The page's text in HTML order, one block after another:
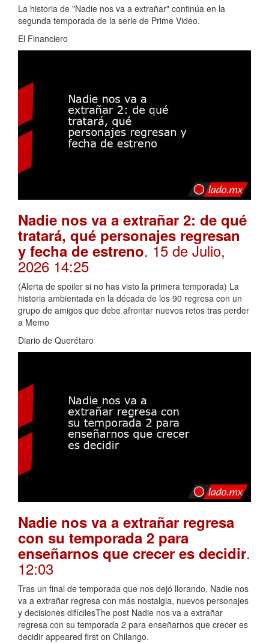
La historia de "Nadie nos va a extrañar" continúa en la
segunda temporada de la serie de Prime Video.
El Financiero
Nadie nos va a extrañar 2: de qué
tratará, qué personajes regresan
y fecha de estreno. 15 de Julio,
2026 14:25
(Alerta de spoiler si no has visto la primera temporada) La
historia ambientada en la década de los 90 regresa con un
grupo de amigos que debe afrontar nuevos retos tras perder
a Memo
Diario de Querétaro
Nadie nos va a extrañar regresa
con su temporada 2 para
enseñarnos que crecer es decidir.
12:03
Tras un final de temporada que nos dejó llorando, Nadie nos
va a extrañar regresa con más nostalgia, nuevos personajes
y decisiones difícilesThe post Nadie nos va a extrañar
regresa con su temporada 2 para enseñarnos que crecer es
decidir appeared first on Chilango.